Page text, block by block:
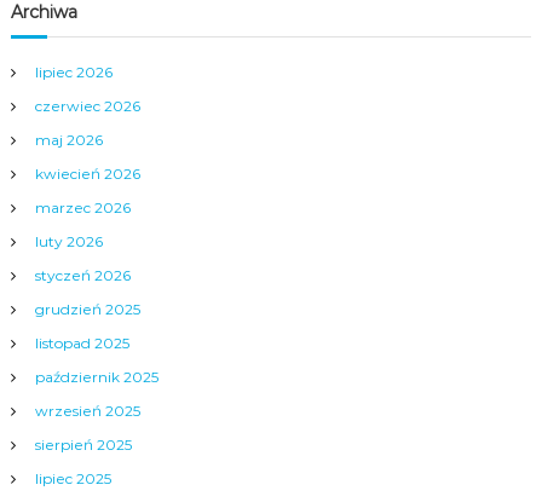
u
Archiwa
lipiec 2026
czerwiec 2026
maj 2026
kwiecień 2026
marzec 2026
luty 2026
styczeń 2026
grudzień 2025
listopad 2025
październik 2025
wrzesień 2025
sierpień 2025
lipiec 2025